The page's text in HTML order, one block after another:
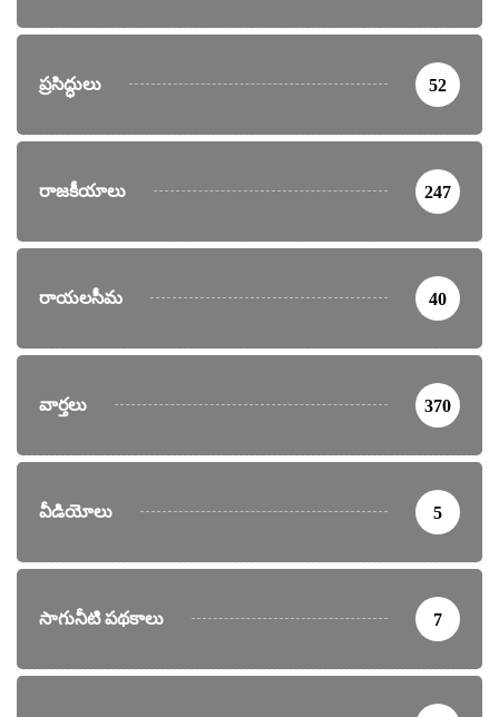
ప్రసిద్ధులు 52
రాజకీయాలు 247
రాయలసీమ 40
వార్తలు 370
వీడియోలు 5
సాగునీటి పథకాలు 7